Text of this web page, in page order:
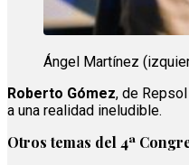
Ángel Martínez
Roberto Gómez, de
a una realidad ineludible.
Otros temas del 4ª